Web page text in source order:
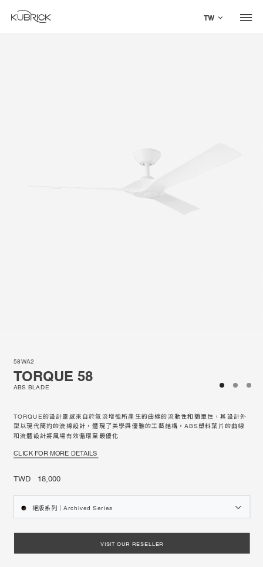
TW
58WA2
TORQUE 58
ABS BLADE
TORQUE的設計靈感來自於氣流增強所產生的曲線的流動性和簡單性，其設計外
型以現代簡約的流線設計，體現了美學與優雅的工藝結構，ABS塑料葉片的曲線
和流體設計將風場有效循環至最優化
CLICK FOR MORE DETAILS
TWD 18,000
絕版系列｜Archived Series
VISIT OUR RESELLER